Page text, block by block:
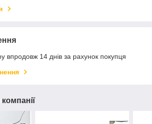
впродовж 14 днів за рахунок покупця